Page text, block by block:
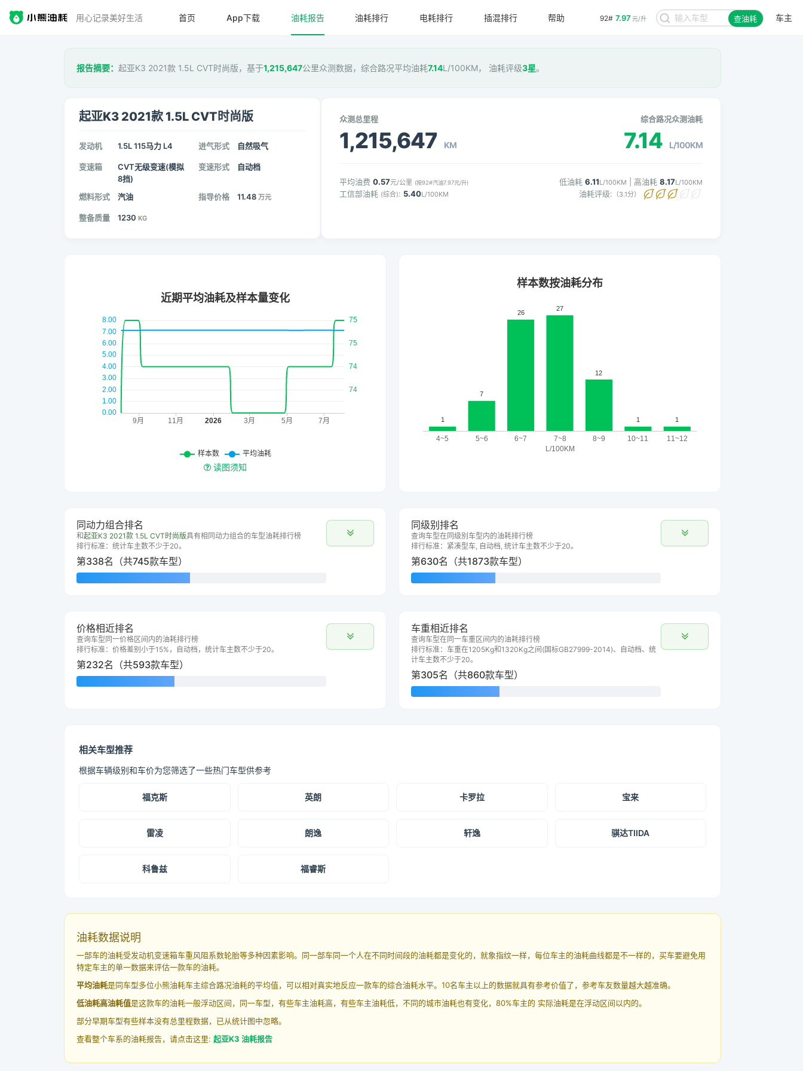
用心记录美好生活 92# 7.97 元/升 查油耗 车主
首页 App下载 油耗报告 油耗排行 电耗排行 插混排行 帮助
报告摘要： 起亚K3 2021款 1.5L CVT时尚版，基于1,215,647公里众测数据，综合路况平均油耗7.14L/100KM， 油耗评级3星。
起亚K3 2021款 1.5L CVT时尚版
发动机 1.5L 115马力 L4 进气形式 自然吸气
变速箱
CVT无级变速(模拟
8挡)
变速形式 自动档
燃料形式 汽油 指导价格 11.48 万元
整备质量 1230 KG
众测总里程
1,215,647 KM
综合路况众测油耗
7.14 L/100KM
平均油费 0.57元/公里 (按92#汽油7.97元/升)
工信部油耗 (综合): 5.40L/100KM
低油耗 6.11L/100KM | 高油耗 8.17L/100KM
油耗评级: （3.1分）
读图须知
同动力组合排名
和起亚K3 2021款 1.5L CVT时尚版具有相同动力组合的车型油耗排行榜
排行标准：统计车主数不少于20。
第338名（共745款车型）
同级别排名
查询车型在同级别车型内的油耗排行榜
排行标准：紧凑型车, 自动档, 统计车主数不少于20。
第630名（共1873款车型）
价格相近排名
查询车型同一价格区间内的油耗排行榜
排行标准：价格差别小于15%，自动档，统计车主数不少于20。
第232名（共593款车型）
车重相近排名
查询车型在同一车重区间内的油耗排行榜
排行标准：车重在1205Kg和1320Kg之间(国标GB27999-2014)、自动档、统
计车主数不少于20。
第305名（共860款车型）
相关车型推荐
根据车辆级别和车价为您筛选了一些热门车型供参考
福克斯 英朗 卡罗拉 宝来
雷凌 朗逸 轩逸 骐达TIIDA
科鲁兹 福睿斯
油耗数据说明
一部车的油耗受发动机变速箱车重风阻系数轮胎等多种因素影响。同一部车同一个人在不同时间段的油耗都是变化的，就象指纹一样，每位车主的油耗曲线都是不一样的，买车要避免用
特定车主的单一数据来评估一款车的油耗。
平均油耗是同车型多位小熊油耗车主综合路况油耗的平均值，可以相对真实地反应一款车的综合油耗水平。10名车主以上的数据就具有参考价值了，参考车友数量越大越准确。
低油耗高油耗值是这款车的油耗一般浮动区间，同一车型，有些车主油耗高，有些车主油耗低，不同的城市油耗也有变化，80%车主的 实际油耗是在浮动区间以内的。
部分早期车型有些样本没有总里程数据，已从统计图中忽略。
查看整个车系的油耗报告，请点击这里: 起亚K3 油耗报告